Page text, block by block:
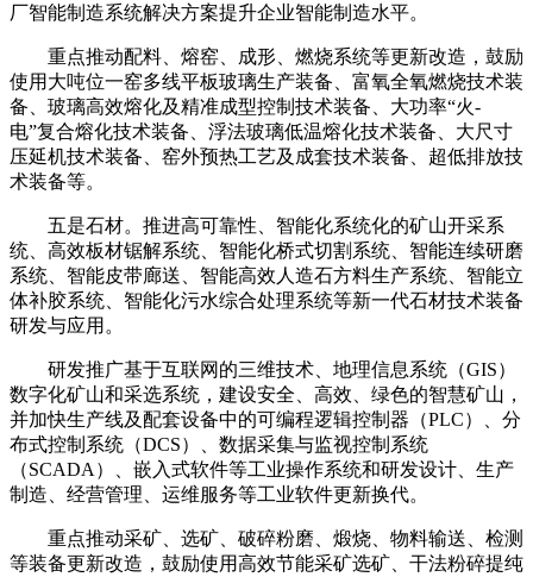
厂智能制造系统解决方案提升企业智能制造水平。
重点推动配料、熔窑、成形、燃烧系统等更新改造，鼓励
使用大吨位一窑多线平板玻璃生产装备、富氧全氧燃烧技术装
备、玻璃高效熔化及精准成型控制技术装备、大功率“火-
电”复合熔化技术装备、浮法玻璃低温熔化技术装备、大尺寸
压延机技术装备、窑外预热工艺及成套技术装备、超低排放技
术装备等。
五是石材。推进高可靠性、智能化系统化的矿山开采系
统、高效板材锯解系统、智能化桥式切割系统、智能连续研磨
系统、智能皮带廊送、智能高效人造石方料生产系统、智能立
体补胶系统、智能化污水综合处理系统等新一代石材技术装备
研发与应用。
研发推广基于互联网的三维技术、地理信息系统（GIS）
数字化矿山和采选系统，建设安全、高效、绿色的智慧矿山，
并加快生产线及配套设备中的可编程逻辑控制器（PLC）、分
布式控制系统（DCS）、数据采集与监视控制系统
（SCADA）、嵌入式软件等工业操作系统和研发设计、生产
制造、经营管理、运维服务等工业软件更新换代。
重点推动采矿、选矿、破碎粉磨、煅烧、物料输送、检测
等装备更新改造，鼓励使用高效节能采矿选矿、干法粉碎提纯